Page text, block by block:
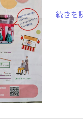
続きを